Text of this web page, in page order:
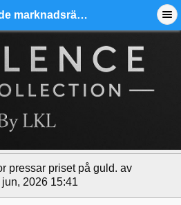
Stigande marknadsräntor pressar priset på guld. - Ädelmetallforum
pressar priset på guld. av
2026 15:41